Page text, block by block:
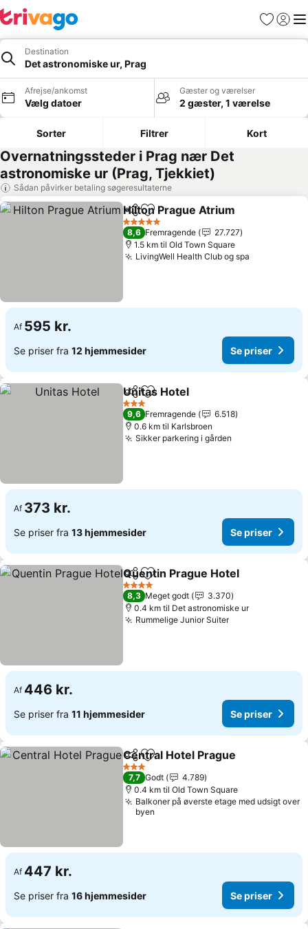
Favoritter
Log ind
Destination
Det astronomiske ur, Prag
Afrejse/ankomst
Vælg datoer
Gæster og værelser
2 gæster, 1 værelse
Sorter Filtrer Kort
Overnatningssteder i Prag nær Det
astronomiske ur (Prag, Tjekkiet)
Sådan påvirker betaling søgeresultaterne
Del Føj til favoritter
Hilton Prague Atrium
5 Stjerner
8,6 Fremragende
27.727
1.5 km til Old Town Square
LivingWell Health Club og spa
Af 595 kr.
Se priser fra 12 hjemmesider Se priser
Del Føj til favoritter
Unitas Hotel
3 Stjerner
9,6 Fremragende
6.518
0.6 km til Karlsbroen
Sikker parkering i gården
Af 373 kr.
Se priser fra 13 hjemmesider Se priser
Del Føj til favoritter
Quentin Prague Hotel
4 Stjerner
8,3 Meget godt
3.370
0.4 km til Det astronomiske ur
Rummelige Junior SuiterSe priser
Af 446 kr.
Se priser fra 11 hjemmesider Se priser
Del Føj til favoritter
Central Hotel Prague
3 Stjerner
7,7 Godt
4.789
0.4 km til Old Town Square
Balkoner på øverste etage med udsigt over
byen
Af 447 kr.
Se priser fra 16 hjemmesider Se priser